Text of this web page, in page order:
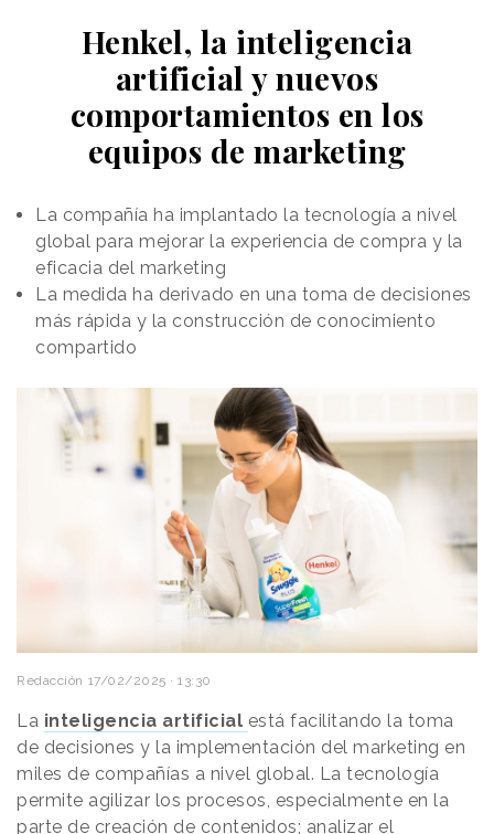
Henkel, la inteligencia
artificial y nuevos
comportamientos en los
equipos de marketing
La compañía ha implantado la tecnología a nivel
global para mejorar la experiencia de compra y la
eficacia del marketing
La medida ha derivado en una toma de decisiones
más rápida y la construcción de conocimiento
compartido
Redacción 17/02/2025 · 13:30
La inteligencia artificial está facilitando la toma
de decisiones y la implementación del marketing en
miles de compañías a nivel global. La tecnología
permite agilizar los procesos, especialmente en la
parte de creación de contenidos; analizar el